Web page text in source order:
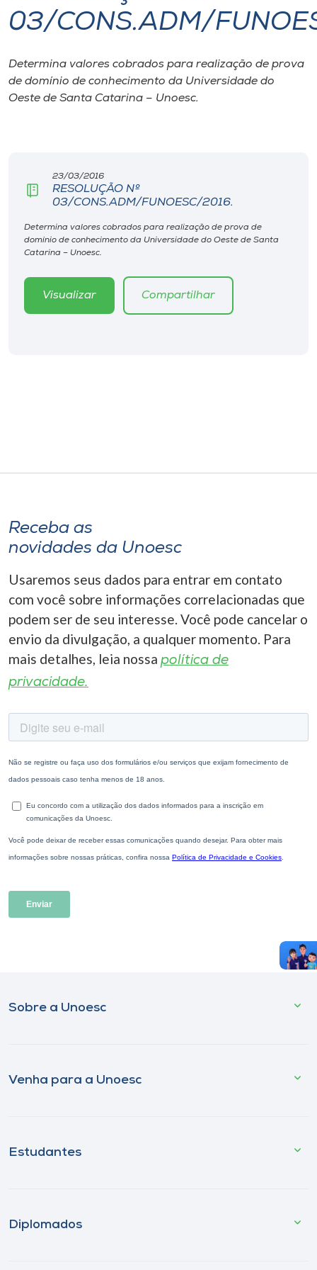
I.nova
Diplomados
Biblioteca
Editora
Rádio
A+
03/CONS.ADM/
Determina valores cobrados para realização de prova
de domínio de conhecimento da Universidade do
Oeste de Santa Catarina – Unoesc.
23/03/2016
RESOLUÇÃO Nº
03/CONS.ADM/FUNOESC/2016.
Determina valores cobrados para realização de prova de
domínio de conhecimento da Universidade do Oeste de Santa
Catarina – Unoesc.
Visualizar Compartilhar
Receba as
novidades da Unoesc
Usaremos seus dados para entrar em contato
com você sobre informações correlacionadas que
podem ser de seu interesse. Você pode cancelar o
envio da divulgação, a qualquer momento. Para
mais detalhes, leia nossa política de
privacidade.
Sobre a Unoesc
Venha para a Unoesc
Estudantes
Diplomados